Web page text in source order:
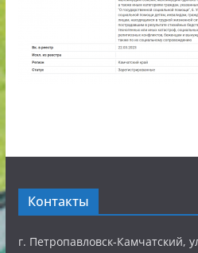
Контакты
г. Петропавловск-Камчатский,